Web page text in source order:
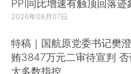
PPI同比增速有触顶回落迹
2026年08月07日
特稿｜国航原党委书记樊
贿3847万元二审待宣判 否
大多数指控